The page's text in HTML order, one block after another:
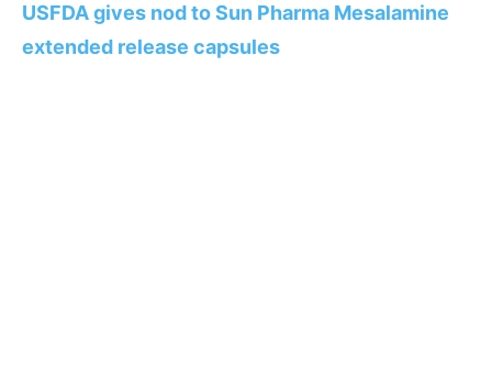
USFDA gives nod to Sun Pharma Mesalamine
extended release capsules